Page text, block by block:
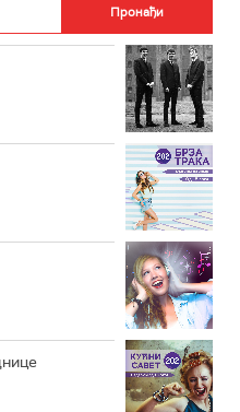
РАДИО РОКЕНРОЛЕР
РАДИО ЏЕЗЕР